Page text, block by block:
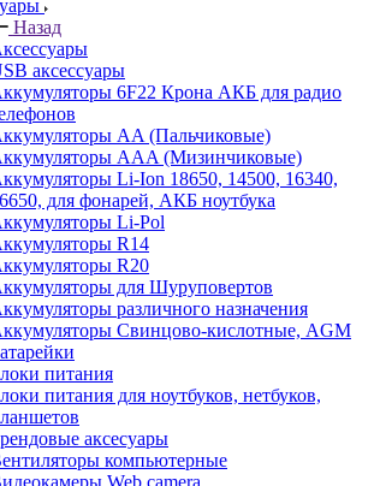
Назад
аксессуары
6F22 Крона АКБ для радио
AA (Пальчиковые)
AAA (Мизинчиковые)
Li-Ion 18650, 14500, 16340,
для фонарей, АКБ ноутбука
Li-Pol
R14
R20
для Шуруповертов
различного назначения
Свинцово-кислотные, AGM
питания
питания для ноутбуков, нетбуков,
аксесуары
компьютерные
Web camera